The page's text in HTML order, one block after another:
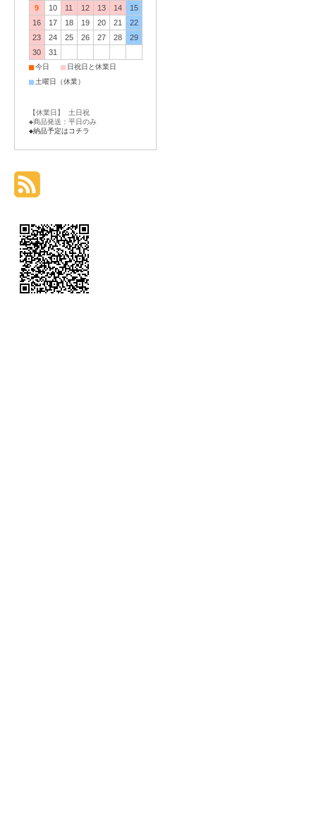
9
10 11 12 13 14
15
16
17 18 19 20 21
22
23
24 25 26 27 28
29
30
31
■今日 ■ 日祝日と休業日
■ 土曜日（休業）
【休業日】 土日祝
◆商品発送：平日のみ
◆納品予定はコチラ